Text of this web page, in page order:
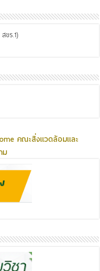
ขร.1)
คณะสิ่งแวดล้อมและ
ม